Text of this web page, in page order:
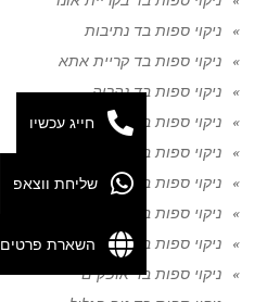
ניקוי ספות בד נתיבות
ניקוי ספות בד קריית אתא
ניקוי ספות בד נהריה
ניקוי ספות בד ביתר עילית
ניקוי ספות בד קריית גת
ניקוי ספות בד נצרת
ניקוי ספות בד בני ברק
ניקוי ספות בד יפו
ניקוי ספות בד אופקים
חייג עכשיו
שליחת ווצאפ
השארת פרטים